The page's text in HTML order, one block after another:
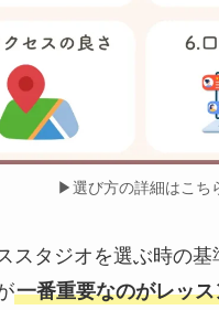
▶︎選び方の詳細はこち
スタジオを選ぶ時の
一番重要なのがレッ